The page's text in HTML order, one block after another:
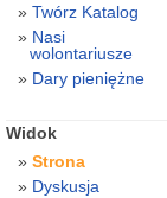
Twórz Katalog
Nasi
wolontariusze
Dary pieniężne
Widok
Strona
Dyskusja